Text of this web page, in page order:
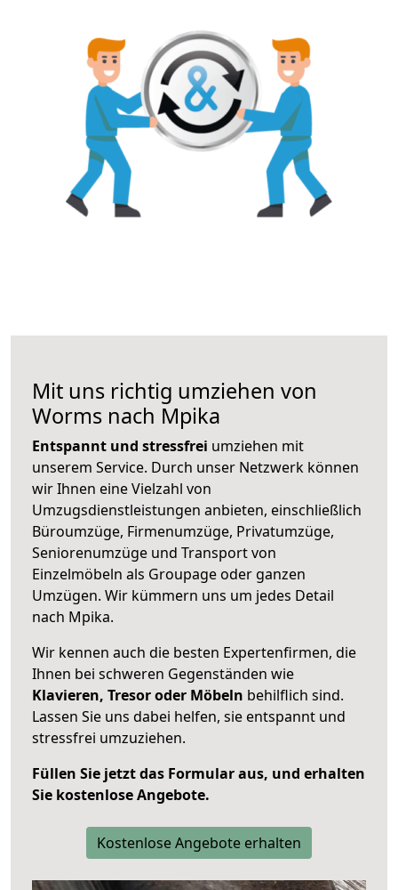
Mit uns richtig umziehen von
Worms nach Mpika
Entspannt und stressfrei umziehen mit
unserem Service. Durch unser Netzwerk können
wir Ihnen eine Vielzahl von
Umzugsdienstleistungen anbieten, einschließlich
Büroumzüge, Firmenumzüge, Privatumzüge,
Seniorenumzüge und Transport von
Einzelmöbeln als Groupage oder ganzen
Umzügen. Wir kümmern uns um jedes Detail
nach Mpika.
Wir kennen auch die besten Expertenfirmen, die
Ihnen bei schweren Gegenständen wie
Klavieren, Tresor oder Möbeln behilflich sind.
Lassen Sie uns dabei helfen, sie entspannt und
stressfrei umzuziehen.
Füllen Sie jetzt das Formular aus, und erhalten
Sie kostenlose Angebote.
Kostenlose Angebote erhalten